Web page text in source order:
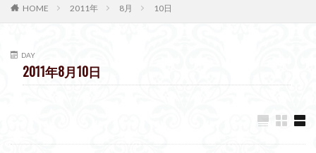
HOME 2011年 8月 10日
DAY
2011年8月10日